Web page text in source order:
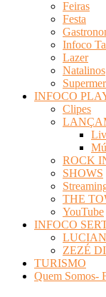
Feiras
Festa
Infoco
Lazer
Natalinos
INFOCO
Clipes
ROCK
SHOWS
THE
YouTube
INFOCO
ZEZÉ
TURISMO
Quem Somos-